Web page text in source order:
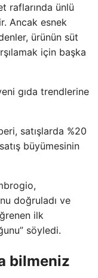
raflarında ünlü
Ancak esnek
ürünün süt
için başka
gıda trendlerine
satışlarda %20
büyümesinin
doğruladı ve
ilk
söyledi.
bilmeniz